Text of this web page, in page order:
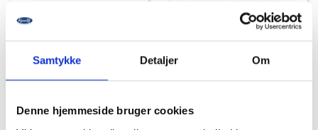
Samtykke Detaljer Om
Denne hjemmeside bruger cookies